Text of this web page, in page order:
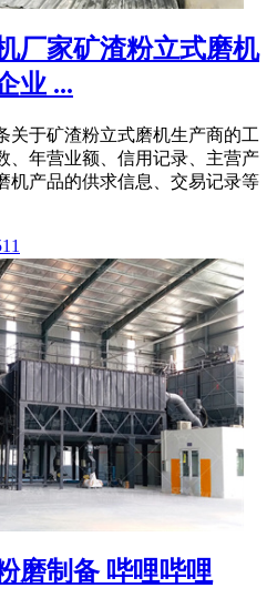
厂家矿渣粉立式磨机
业 ...
关于矿渣粉立式磨机生产商的工
、年营业额、信用记录、主营产
机产品的供求信息、交易记录等
磨制备 哔哩哔哩